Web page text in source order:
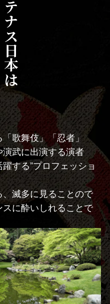
モテナス日本は
歌舞伎」「忍者」
武に出演する演者
する”プロフェッショ
滅多に見ることので
に酔いしれることで